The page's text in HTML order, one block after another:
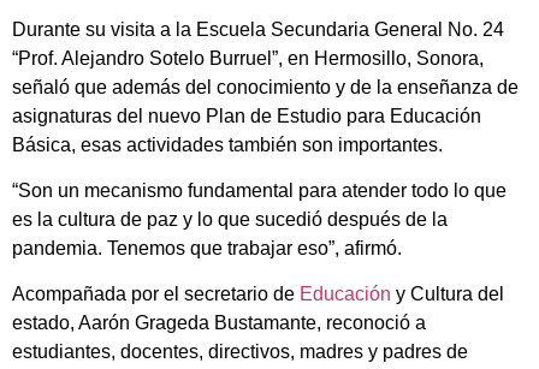
Durante su visita a la Escuela Secundaria General No. 24
“Prof. Alejandro Sotelo Burruel”, en Hermosillo, Sonora,
señaló que además del conocimiento y de la enseñanza de
asignaturas del nuevo Plan de Estudio para Educación
Básica, esas actividades también son importantes.
“Son un mecanismo fundamental para atender todo lo que
es la cultura de paz y lo que sucedió después de la
pandemia. Tenemos que trabajar eso”, afirmó.
Acompañada por el secretario de Educación y Cultura del
estado, Aarón Grageda Bustamante, reconoció a
estudiantes, docentes, directivos, madres y padres de